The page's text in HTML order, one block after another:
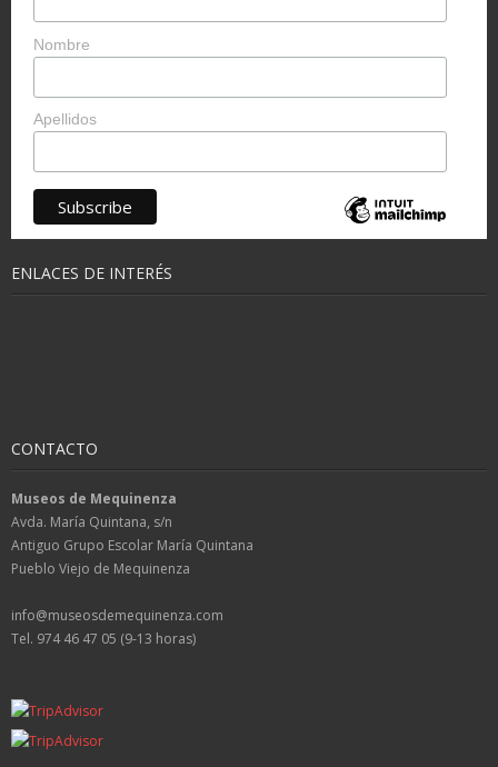
Nombre
Apellidos
ENLACES DE INTERÉS
CONTACTO
Museos de Mequinenza
Avda. María Quintana, s/n
Antiguo Grupo Escolar María Quintana
Pueblo Viejo de Mequinenza
info@museosdemequinenza.com
Tel. 974 46 47 05 (9-13 horas)